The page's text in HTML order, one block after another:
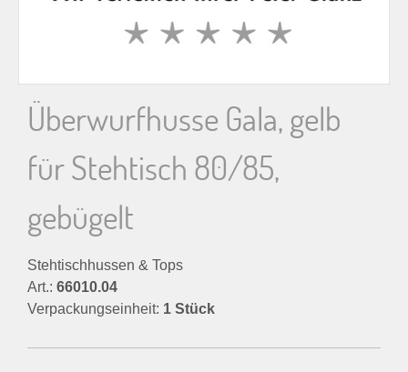
Überwurfhusse Gala, gelb
für Stehtisch 80/85,
gebügelt
Stehtischhussen & Tops
Art.: 66010.04
Verpackungseinheit: 1 Stück